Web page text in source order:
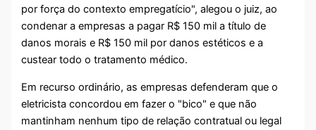
por força do contexto empregatício", alegou o juiz, ao
condenar a empresas a pagar R$ 150 mil a título de
danos morais e R$ 150 mil por danos estéticos e a
custear todo o tratamento médico.
Em recurso ordinário, as empresas defenderam que o
eletricista concordou em fazer o "bico" e que não
mantinham nenhum tipo de relação contratual ou legal